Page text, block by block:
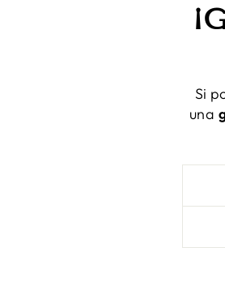
Si
una